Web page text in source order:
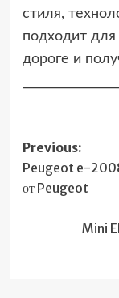
стиля,
подходит для
дороге и
Post
Previous:
Peugeot e-2008
от Peugeot
Mini